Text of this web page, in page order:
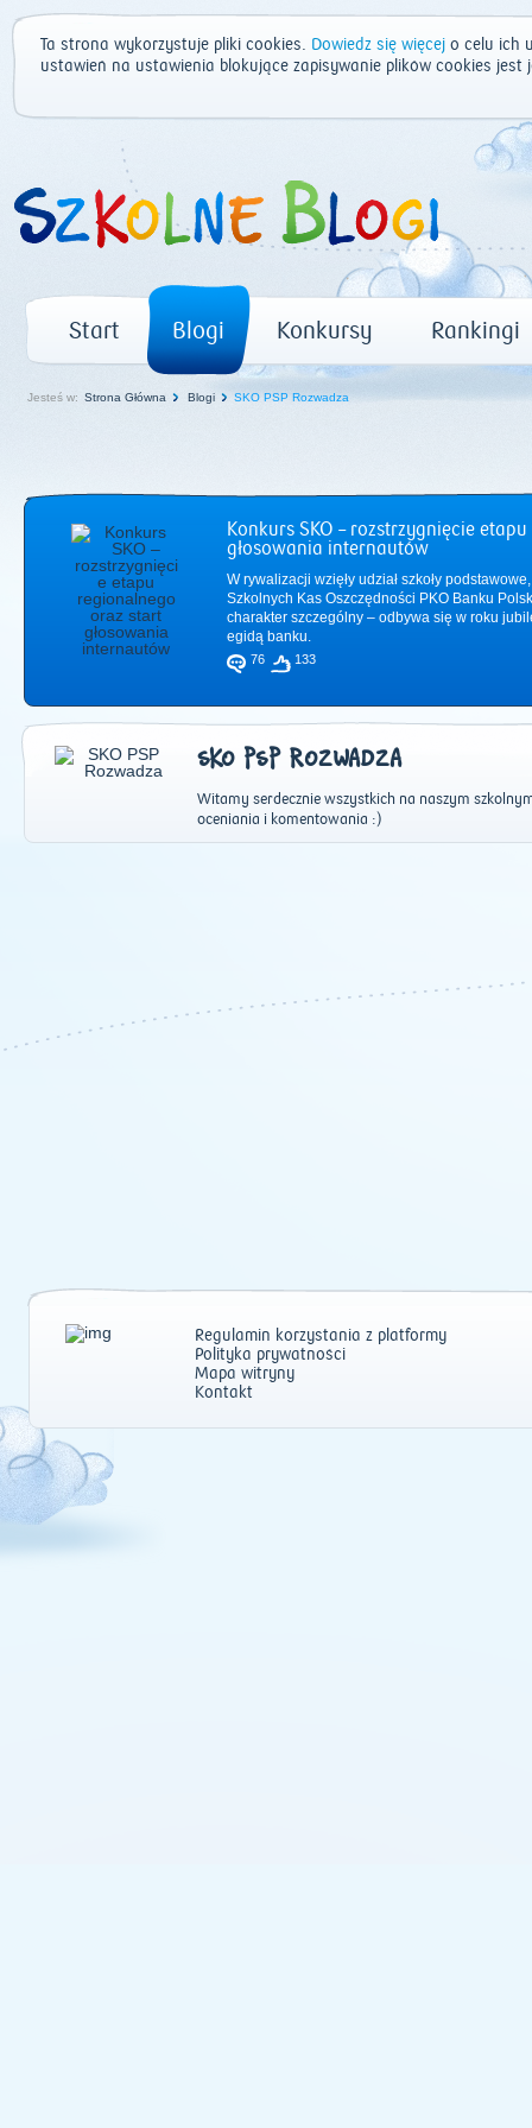
Ta strona wykorzystuje pliki cookies. Dowiedz się więcej o celu ich
ustawień na ustawienia blokujące zapisywanie plików cookies
Start Blogi Konkursy Rankingi
Jesteś w: Strona Główna Blogi SKO PSP Rozwadza
Konkurs SKO – rozstrzygnięcie
głosowania internautów
W rywalizacji wzięły udział szkoły
Szkolnych Kas Oszczędności PKO Banku
charakter szczególny – odbywa się w roku
egidą banku.
76 133
SKO PSP ROZWADZA
Witamy serdecznie wszystkich na naszym
oceniania i komentowania :)
Regulamin korzystania z platformy
Polityka prywatności
Mapa witryny
Kontakt